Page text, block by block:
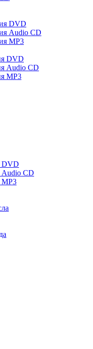
DVD
Audio CD
MP3
DVD
Audio CD
MP3
DVD
Audio CD
MP3